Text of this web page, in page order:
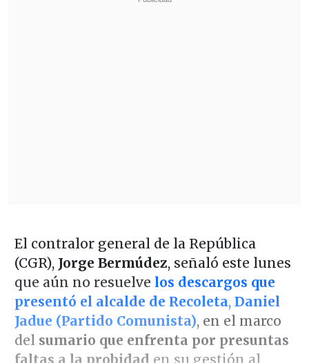
El contralor general de la República
(CGR), Jorge Bermúdez, señaló este lunes
que aún no resuelve los descargos que
presentó el alcalde de Recoleta, Daniel
Jadue (Partido Comunista), en el marco
del sumario que enfrenta por presuntas
faltas a la probidad en su gestión al